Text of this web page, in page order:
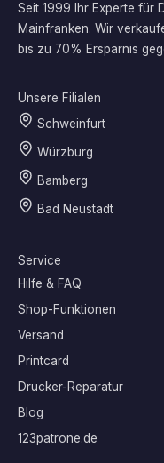
Seit 1999 Ihr Experte für
Mainfranken. Wir
bis zu 70% Ersparnis
Unsere Filialen
Schweinfurt
Würzburg
Bamberg
Bad Neustadt
Service
Hilfe & FAQ
Shop-Funktionen
Versand
Printcard
Drucker-Reparatur
Blog
123patrone.de